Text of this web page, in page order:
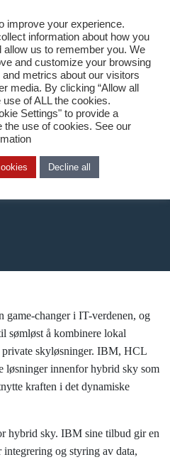
NB
game-changer i IT-verdenen, og
sømløst å kombinere lokal
skyløsninger. IBM, HCL
løsninger innenfor hybrid sky som
kraften i det dynamiske
hybrid sky. IBM sine tilbud gir en
og styring av data,
improve your experience.
information about how you
allow us to remember you. We
and customize your browsing
metrics about our visitors
media. By clicking “Allow all
of ALL the cookies.
Settings" to provide a
the use of cookies. See our
Decline all